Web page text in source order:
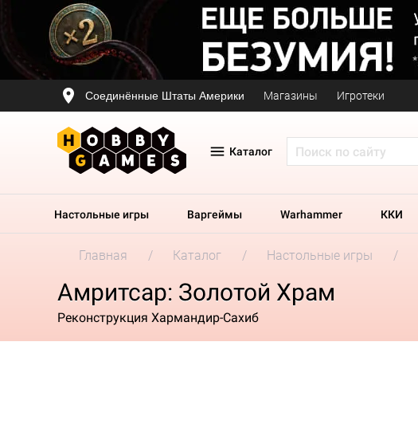
Соединённые Штаты Америки Магазины Игротеки
Каталог
Настольные игры Варгеймы Warhammer ККИ
Главная Каталог Настольные игры
Амритсар: Золотой Храм
Реконструкция Хармандир-Сахиб